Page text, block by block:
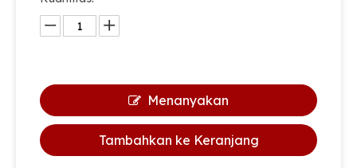
Menanyakan
Tambahkan ke Keranjang